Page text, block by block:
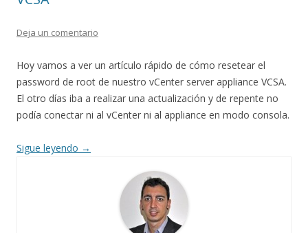
Deja un comentario
Hoy vamos a ver un artículo rápido de cómo resetear el
password de root de nuestro vCenter server appliance VCSA.
El otro días iba a realizar una actualización y de repente no
podía conectar ni al vCenter ni al appliance en modo consola.
Sigue leyendo →